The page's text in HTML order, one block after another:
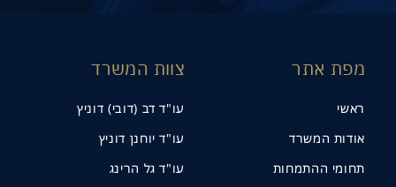
מפת אתר
ראשי
אודות המשרד
תחומי ההתמחות
צוות המשרד
עו"ד דב (דובי) דוניץ
עו"ד יוחנן דוניץ
עו"ד גל הרינג